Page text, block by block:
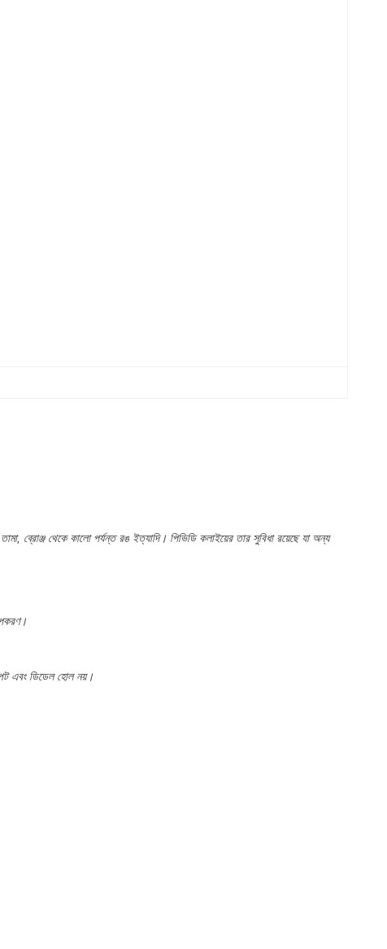
ব্রোঞ্জ থেকে কালো পর্যন্ত রঙ ইত্যাদি। পিভিডি কলাইয়ের তার সুবিধা রয়েছে যা অন্য
এবং ডিডেল হোল নয়।